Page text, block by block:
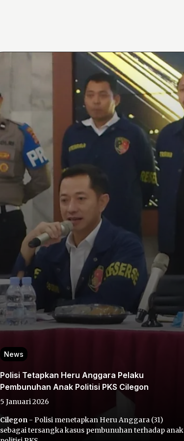
News
Polisi Tetapkan Heru Anggara Pelaku
Pembunuhan Anak Politisi PKS Cilegon
5 Januari 2026
Cilegon - Polisi menetapkan Heru Anggara (31)
sebagai tersangka kasus pembunuhan terhadap anak